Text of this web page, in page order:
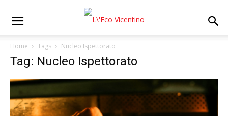
Home Tags Nucleo Ispettorato
Tag: Nucleo Ispettorato